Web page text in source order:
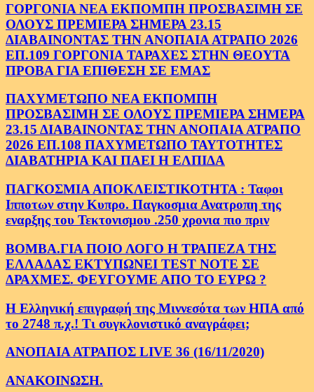
ΓΟΡΓΟΝΙΑ ΝΕΑ ΕΚΠΟΜΠΗ ΠΡΟΣΒΑΣΙΜΗ ΣΕ
ΟΛΟΥΣ ΠΡΕΜΙΕΡΑ ΣΗΜΕΡΑ 23.15
ΔΙΑΒΑΙΝΟΝΤΑΣ ΤΗΝ ΑΝΟΠΑΙΑ ΑΤΡΑΠΟ 2026
ΕΠ.109 ΓΟΡΓΟΝΙΑ ΤΑΡΑΧΕΣ ΣΤΗΝ ΘΕΟΥΤΑ
ΠΡΟΒΑ ΓΙΑ ΕΠΙΘΕΣΗ ΣΕ ΕΜΑΣ
ΠΑΧΥΜΕΤΩΠΟ ΝΕΑ ΕΚΠΟΜΠΗ
ΠΡΟΣΒΑΣΙΜΗ ΣΕ ΟΛΟΥΣ ΠΡΕΜΙΕΡΑ ΣΗΜΕΡΑ
23.15 ΔΙΑΒΑΙΝΟΝΤΑΣ ΤΗΝ ΑΝΟΠΑΙΑ ΑΤΡΑΠΟ
2026 ΕΠ.108 ΠΑΧΥΜΕΤΩΠΟ ΤΑΥΤΟΤΗΤΕΣ
ΔΙΑΒΑΤΗΡΙΑ ΚΑΙ ΠΑΕΙ Η ΕΛΠΙΔΑ
ΠΑΓΚΟΣΜΙΑ ΑΠΟΚΛΕΙΣΤΙΚΟΤΗΤΑ : Ταφοι
Ιπποτων στην Κυπρο. Παγκοσμια Ανατροπη της
εναρξης του Τεκτονισμου .250 χρονια πιο πριν
ΒΟΜΒΑ.ΓΙΑ ΠΟΙΟ ΛΟΓΟ Η ΤΡΑΠΕΖΑ ΤΗΣ
ΕΛΛΑΔΑΣ ΕΚΤΥΠΩΝΕΙ TEST NOTE ΣΕ
ΔΡΑΧΜΕΣ. ΦΕΥΓΟΥΜΕ ΑΠΟ ΤΟ ΕΥΡΩ ?
Η Ελληνική επιγραφή της Μιννεσότα των ΗΠΑ από
το 2748 π.χ.! Τι συγκλονιστικό αναγράφει;
ΑΝΟΠΑΙΑ ΑΤΡΑΠΟΣ LIVE 36 (16/11/2020)
ΑΝΑΚΟΙΝΩΣΗ.